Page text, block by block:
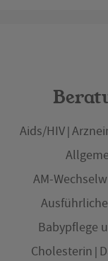
Aids/HIV
AM-
Babypflege
Cholesterin